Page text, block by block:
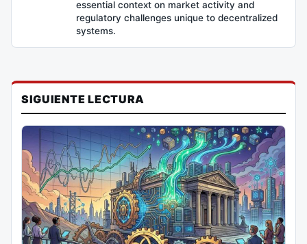
essential context on market activity and
regulatory challenges unique to decentralized
systems.
SIGUIENTE LECTURA